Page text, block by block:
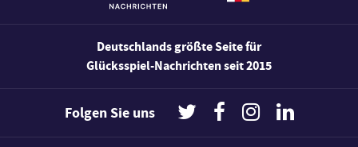
Deutschlands größte Seite für
Glücksspiel-Nachrichten seit 2015
Folgen Sie uns